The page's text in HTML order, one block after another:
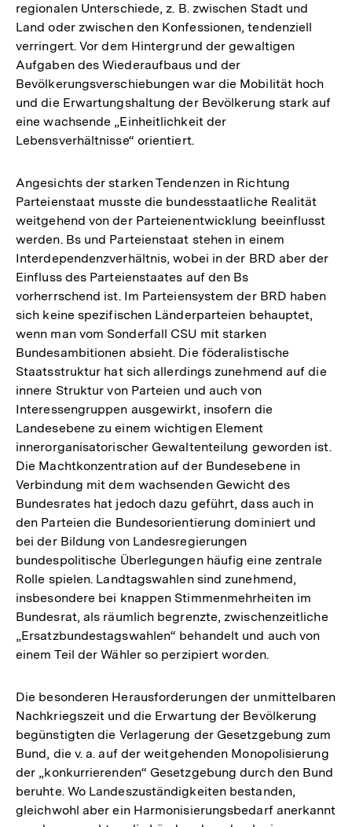
regionalen Unterschiede, z. B. zwischen Stadt und
Land oder zwischen den Konfessionen, tendenziell
verringert. Vor dem Hintergrund der gewaltigen
Aufgaben des Wiederaufbaus und der
Bevölkerungsverschiebungen war die Mobilität hoch
und die Erwartungshaltung der Bevölkerung stark auf
eine wachsende „Einheitlichkeit der
Lebensverhältnisse“ orientiert.
Angesichts der starken Tendenzen in Richtung
Parteienstaat musste die bundesstaatliche Realität
weitgehend von der Parteienentwicklung beeinflusst
werden. Bs und Parteienstaat stehen in einem
Interdependenzverhältnis, wobei in der BRD aber der
Einfluss des Parteienstaates auf den Bs
vorherrschend ist. Im Parteiensystem der BRD haben
sich keine spezifischen Länderparteien behauptet,
wenn man vom Sonderfall CSU mit starken
Bundesambitionen absieht. Die föderalistische
Staatsstruktur hat sich allerdings zunehmend auf die
innere Struktur von Parteien und auch von
Interessengruppen ausgewirkt, insofern die
Landesebene zu einem wichtigen Element
innerorganisatorischer Gewaltenteilung geworden ist.
Die Machtkonzentration auf der Bundesebene in
Verbindung mit dem wachsenden Gewicht des
Bundesrates hat jedoch dazu geführt, dass auch in
den Parteien die Bundesorientierung dominiert und
bei der Bildung von Landesregierungen
bundespolitische Überlegungen häufig eine zentrale
Rolle spielen. Landtagswahlen sind zunehmend,
insbesondere bei knappen Stimmenmehrheiten im
Bundesrat, als räumlich begrenzte, zwischenzeitliche
„Ersatzbundestagswahlen“ behandelt und auch von
einem Teil der Wähler so perzipiert worden.
Die besonderen Herausforderungen der unmittelbaren
Nachkriegszeit und die Erwartung der Bevölkerung
begünstigten die Verlagerung der Gesetzgebung zum
Bund, die v. a. auf der weitgehenden Monopolisierung
der „konkurrierenden“ Gesetzgebung durch den Bund
beruhte. Wo Landeszuständigkeiten bestanden,
gleichwohl aber ein Harmonisierungsbedarf anerkannt